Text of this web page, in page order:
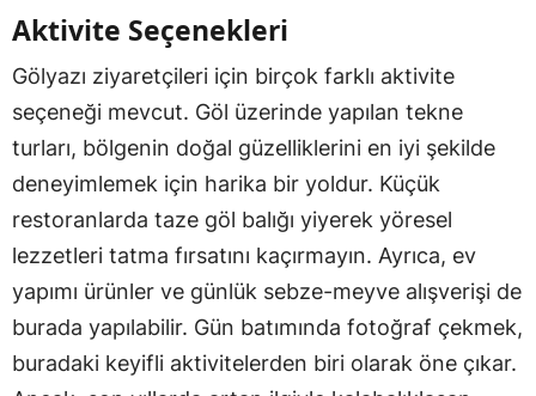
Aktivite Seçenekleri
Gölyazı ziyaretçileri için birçok farklı aktivite
seçeneği mevcut. Göl üzerinde yapılan tekne
turları, bölgenin doğal güzelliklerini en iyi şekilde
deneyimlemek için harika bir yoldur. Küçük
restoranlarda taze göl balığı yiyerek yöresel
lezzetleri tatma fırsatını kaçırmayın. Ayrıca, ev
yapımı ürünler ve günlük sebze-meyve alışverişi de
burada yapılabilir. Gün batımında fotoğraf çekmek,
buradaki keyifli aktivitelerden biri olarak öne çıkar.